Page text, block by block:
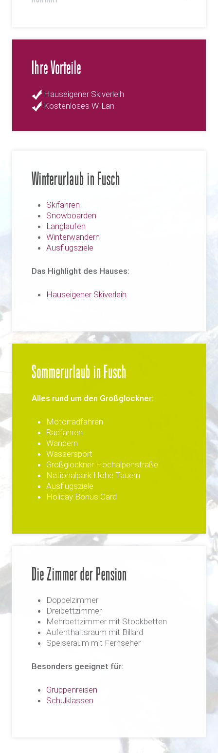
Ihre Vorteile
Hauseigener Skiverleih
Kostenloses W-Lan
Winterurlaub in Fusch
Skifahren
Snowboarden
Langlaufen
Winterwandern
Ausflugsziele
Das Highlight des Hauses:
Hauseigener Skiverleih
Sommerurlaub in Fusch
Alles rund um den Großglockner:
Motorradfahren
Radfahren
Wandern
Wassersport
Großglockner Hochalpenstraße
Nationalpark Hohe Tauern
Ausflugsziele
Holiday Bonus Card
Die Zimmer der Pension
Doppelzimmer
Dreibettzimmer
Mehrbettzimmer mit Stockbetten
Aufenthaltsraum mit Billard
Speiseraum mit Fernseher
Besonders geeignet für:
Gruppenreisen
Schulklassen